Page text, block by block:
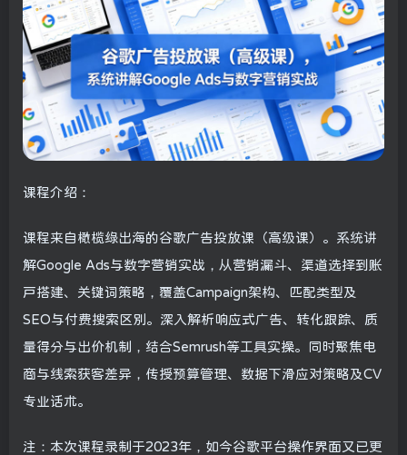
课程介绍：
课程来自橄榄绿出海的谷歌广告投放课（高级课）。系统讲
解Google Ads与数字营销实战，从营销漏斗、渠道选择到账
户搭建、关键词策略，覆盖Campaign架构、匹配类型及
SEO与付费搜索区别。深入解析响应式广告、转化跟踪、质
量得分与出价机制，结合Semrush等工具实操。同时聚焦电
商与线索获客差异，传授预算管理、数据下滑应对策略及CV
专业话术。
注：本次课程录制于2023年，如今谷歌平台操作界面又已更